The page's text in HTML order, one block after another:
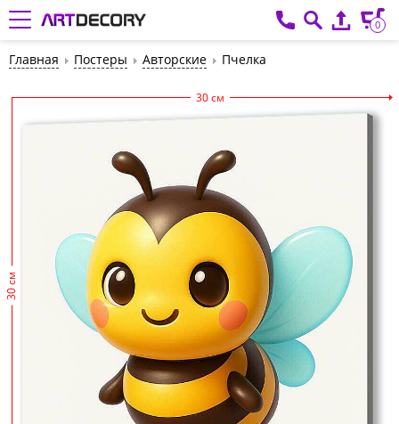
0
Главная Постеры Авторские Пчелка
30 см
30 см